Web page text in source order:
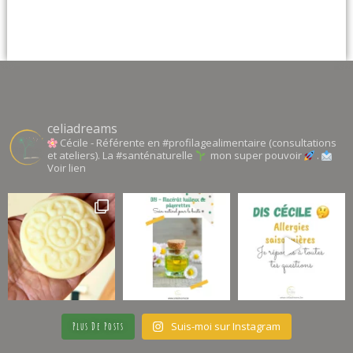
celiadreams
Cécile - Référente en #profilagealimentaire (consultations
et ateliers). La #santénaturelle
mon super pouvoir
.
Voir lien
Plus De Posts Suis-moi sur Instagram